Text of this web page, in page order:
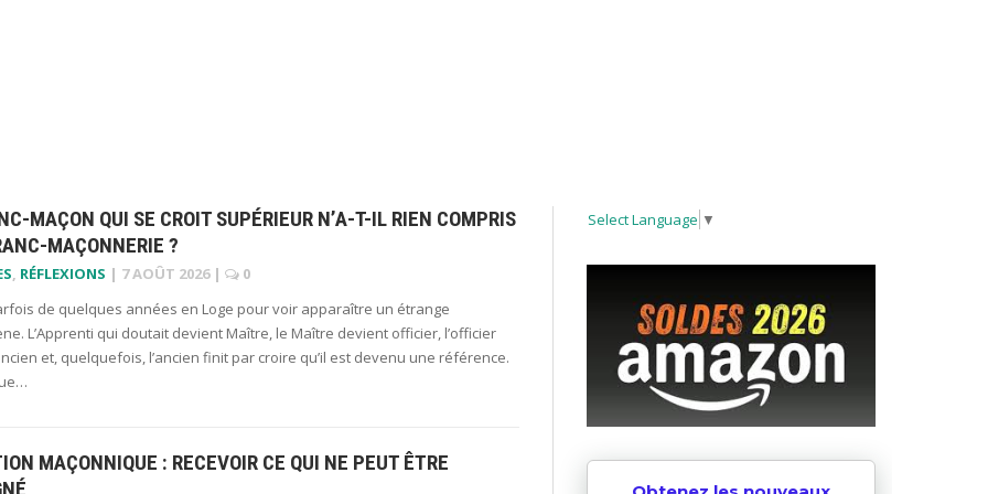
MAÇON QUI SE CROIT SUPÉRIEUR N’A-T-IL RIEN COMPRIS
MAÇONNERIE ?
, RÉFLEXIONS | 7 AOÛT 2026 |
0
de quelques années en Loge pour voir apparaître un étrange
L’Apprenti qui doutait devient Maître, le Maître devient officier, l’officier
et, quelquefois, l’ancien finit par croire qu’il est devenu une référence.
MAÇONNIQUE : RECEVOIR CE QUI NE PEUT ÊTRE
Select Language ▼